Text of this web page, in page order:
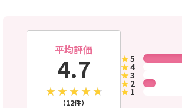
平均評価
4.7
（12件）
★5
★4
★3
★ 2
★ 1